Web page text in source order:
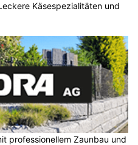
Käsespezialitäten und
professionellem Zaunbau und